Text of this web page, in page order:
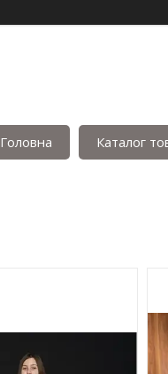
Головна Каталог